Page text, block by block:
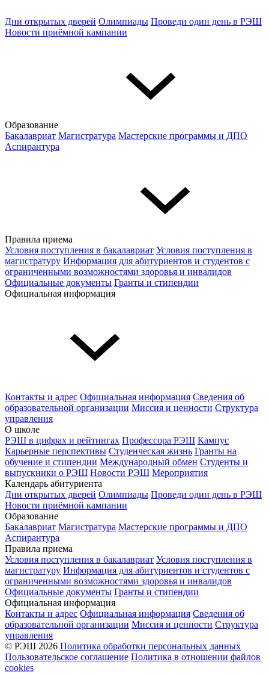
Дни открытых дверей Олимпиады Проведи один день в РЭШ
Новости приёмной кампании
Образование
Бакалавриат Магистратура Мастерские программы и ДПО
Аспирантура
Правила приема
Условия поступления в бакалавриат Условия поступления в
магистратуру Информация для абитуриентов и студентов с
ограниченными возможностями здоровья и инвалидов
Официальные документы Гранты и стипендии
Официальная информация
Контакты и адрес Официальная информация Сведения об
образовательной организации Миссия и ценности Структура
управления
О школе
РЭШ в цифрах и рейтингах Профессора РЭШ Кампус
Карьерные перспективы Студенческая жизнь Гранты на
обучение и стипендии Международный обмен Студенты и
выпускники о РЭШ Новости РЭШ Мероприятия
Календарь абитуриента
Дни открытых дверей Олимпиады Проведи один день в РЭШ
Новости приёмной кампании
Образование
Бакалавриат Магистратура Мастерские программы и ДПО
Аспирантура
Правила приема
Условия поступления в бакалавриат Условия поступления в
магистратуру Информация для абитуриентов и студентов с
ограниченными возможностями здоровья и инвалидов
Официальные документы Гранты и стипендии
Официальная информация
Контакты и адрес Официальная информация Сведения об
образовательной организации Миссия и ценности Структура
управления
© РЭШ 2026 Политика обработки персональных данных
Пользовательское соглашение Политика в отношении файлов
cookies